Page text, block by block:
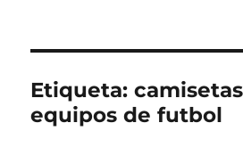
Etiqueta:
equipos de futbol